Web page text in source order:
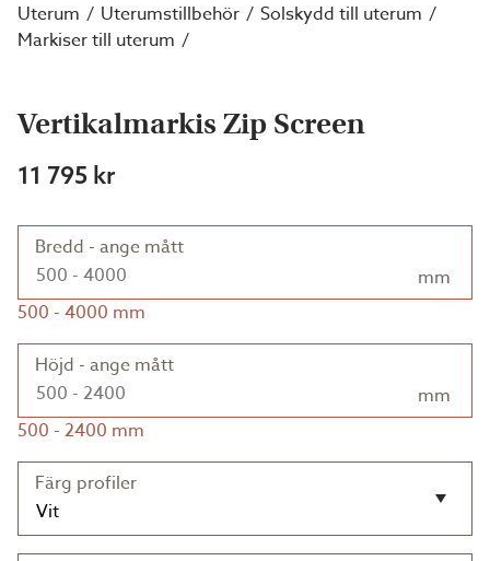
Uterum Uterumstillbehör
Solskydd till uterum
Markiser till uterum
Vertikalmarkis Zip Screen
11 795 kr
Bredd - ange mått
mm
500 - 4000 mm
Höjd - ange mått
mm
500 - 2400 mm
Färg profiler